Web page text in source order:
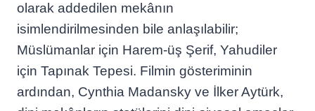
olarak addedilen mekânın
isimlendirilmesinden bile anlaşılabilir;
Müslümanlar için Harem-üş Şerif, Yahudiler
için Tapınak Tepesi. Filmin gösteriminin
ardından, Cynthia Madansky ve İlker Aytürk,